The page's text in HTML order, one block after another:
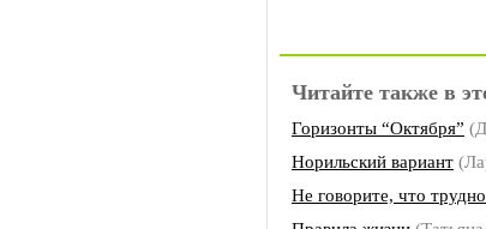
Читайте также в
Горизонты “Октября”
Норильский вариант
Не говорите, что трудно